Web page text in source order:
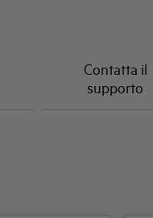
Contatta il
supporto